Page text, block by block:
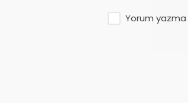
Yorum yazma